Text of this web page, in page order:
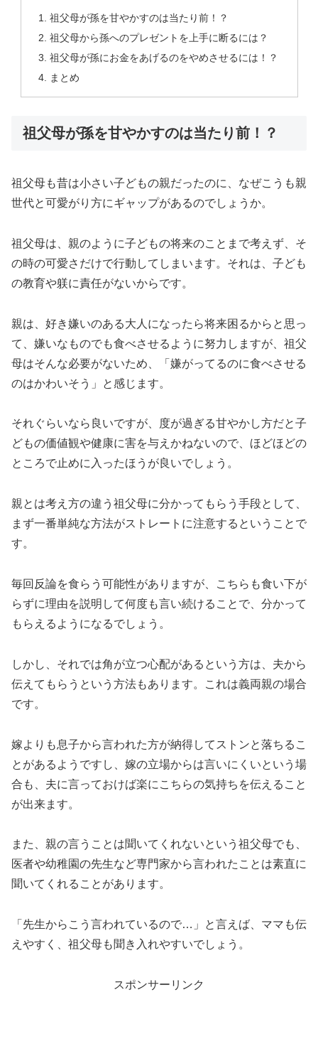
祖父母が孫を甘やかすのは当たり前！？
祖父母から孫へのプレゼントを上手に断るには？
祖父母が孫にお金をあげるのをやめさせるには！？
まとめ
祖父母が孫を甘やかすのは当たり前！？
祖父母も昔は小さい子どもの親だったのに、なぜこうも親
世代と可愛がり方にギャップがあるのでしょうか。
祖父母は、親のように子どもの将来のことまで考えず、そ
の時の可愛さだけで行動してしまいます。それは、子ども
の教育や躾に責任がないからです。
親は、好き嫌いのある大人になったら将来困るからと思っ
て、嫌いなものでも食べさせるように努力しますが、祖父
母はそんな必要がないため、「嫌がってるのに食べさせる
のはかわいそう」と感じます。
それぐらいなら良いですが、度が過ぎる甘やかし方だと子
どもの価値観や健康に害を与えかねないので、ほどほどの
ところで止めに入ったほうが良いでしょう。
親とは考え方の違う祖父母に分かってもらう手段として、
まず一番単純な方法がストレートに注意する ということで
す。
毎回反論を食らう可能性がありますが、こちらも食い下が
らずに理由を説明して何度も言い続けることで、分かって
もらえるようになるでしょう。
しかし、それでは角が立つ心配があるという方は、 夫から
伝えてもらう という方法もあります。これは義両親の場合
です。
嫁よりも息子から言われた方が納得してストンと落ちるこ
とがあるようですし、嫁の立場からは言いにくいという場
合も、夫に言っておけば楽にこちらの気持ちを伝えること
が出来ます。
また、親の言うことは聞いてくれないという祖父母でも、
医者や幼稚園の先生など専門家から言われたことは素直に
聞いてくれることがあります。
「先生からこう言われているので…」と言えば、ママも伝
えやすく、祖父母も聞き入れやすいでしょう。
スポンサーリンク